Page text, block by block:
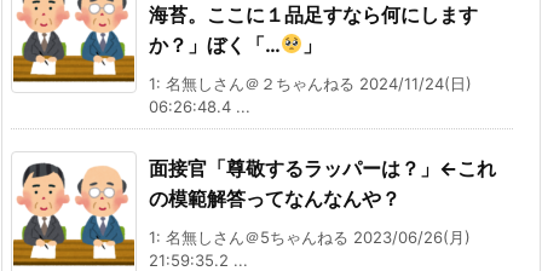
海苔。ここに１品足すなら何にします
か？」ぼく「…
」
1: 名無しさん＠２ちゃんねる 2024/11/24(日)
06:26:48.4 ...
面接官「尊敬するラッパーは？」←これ
の模範解答ってなんなんや？
1: 名無しさん＠5ちゃんねる 2023/06/26(月)
21:59:35.2 ...